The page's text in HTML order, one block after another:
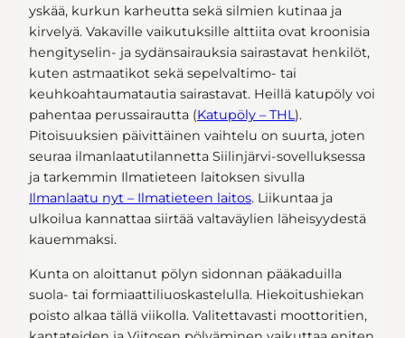
yskää, kurkun karheutta sekä silmien kutinaa ja
kirvelyä. Vakaville vaikutuksille alttiita ovat kroonisia
hengityselin- ja sydänsairauksia sairastavat henkilöt,
kuten astmaatikot sekä sepelvaltimo- tai
keuhkoahtaumatautia sairastavat. Heillä katupöly voi
pahentaa perussairautta (Katupöly – THL).
Pitoisuuksien päivittäinen vaihtelu on suurta, joten
seuraa ilmanlaatutilannetta Siilinjärvi-sovelluksessa
ja tarkemmin Ilmatieteen laitoksen sivulla
Ilmanlaatu nyt – Ilmatieteen laitos. Liikuntaa ja
ulkoilua kannattaa siirtää valtaväylien läheisyydestä
kauemmaksi.
Kunta on aloittanut pölyn sidonnan pääkaduilla
suola- tai formiaattiliuoskastelulla. Hiekoitushiekan
poisto alkaa tällä viikolla. Valitettavasti moottoritien,